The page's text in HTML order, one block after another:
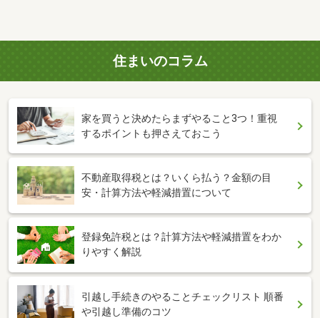
住まいのコラム
家を買うと決めたらまずやること3つ！重視
するポイントも押さえておこう
不動産取得税とは？いくら払う？金額の目
安・計算方法や軽減措置について
登録免許税とは？計算方法や軽減措置をわか
りやすく解説
引越し手続きのやることチェックリスト 順番
や引越し準備のコツ